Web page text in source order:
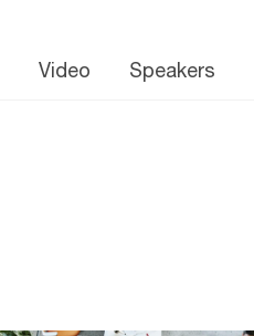
Video Speakers